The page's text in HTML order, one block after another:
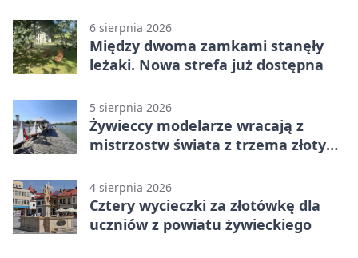
6 sierpnia 2026
Między dwoma zamkami stanęły
leżaki. Nowa strefa już dostępna
5 sierpnia 2026
Żywieccy modelarze wracają z
mistrzostw świata z trzema złotymi
4 sierpnia 2026
Cztery wycieczki za złotówkę dla
uczniów z powiatu żywieckiego